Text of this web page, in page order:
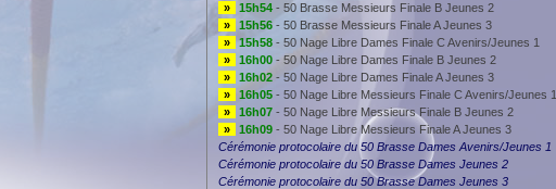
»
15h54 - 50 Brasse Messieurs Finale B Jeunes 2
»
15h56 - 50 Brasse Messieurs Finale A Jeunes 3
»
15h58 - 50 Nage Libre Dames Finale C Avenirs/Jeunes 1
»
16h00 - 50 Nage Libre Dames Finale B Jeunes 2
»
16h02 - 50 Nage Libre Dames Finale A Jeunes 3
»
16h05 - 50 Nage Libre Messieurs Finale C Avenirs/Jeunes 1
»
16h07 - 50 Nage Libre Messieurs Finale B Jeunes 2
»
16h09 - 50 Nage Libre Messieurs Finale A Jeunes 3
Cérémonie protocolaire du 50 Brasse Dames Avenirs/Jeunes 1
Cérémonie protocolaire du 50 Brasse Dames Jeunes 2
Cérémonie protocolaire du 50 Brasse Dames Jeunes 3